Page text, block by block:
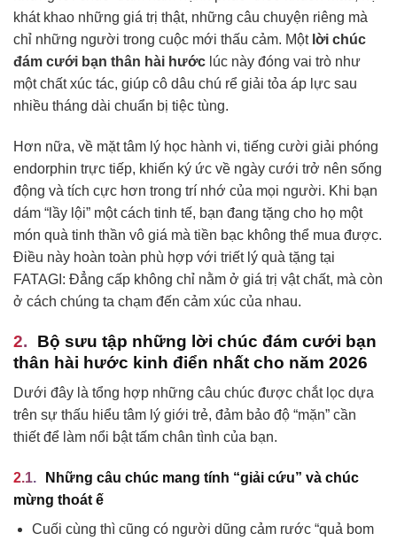
khát khao những giá trị thật, những câu chuyện riêng mà
chỉ những người trong cuộc mới thấu cảm. Một lời chúc
đám cưới bạn thân hài hước lúc này đóng vai trò như
một chất xúc tác, giúp cô dâu chú rể giải tỏa áp lực sau
nhiều tháng dài chuẩn bị tiệc tùng.
Hơn nữa, về mặt tâm lý học hành vi, tiếng cười giải phóng
endorphin trực tiếp, khiến ký ức về ngày cưới trở nên sống
động và tích cực hơn trong trí nhớ của mọi người. Khi bạn
dám “lầy lội” một cách tinh tế, bạn đang tặng cho họ một
món quà tinh thần vô giá mà tiền bạc không thể mua được.
Điều này hoàn toàn phù hợp với triết lý quà tặng tại
FATAGI: Đẳng cấp không chỉ nằm ở giá trị vật chất, mà còn
ở cách chúng ta chạm đến cảm xúc của nhau.
Bộ sưu tập những lời chúc đám cưới bạn
thân hài hước kinh điển nhất cho năm 2026
Dưới đây là tổng hợp những câu chúc được chắt lọc dựa
trên sự thấu hiểu tâm lý giới trẻ, đảm bảo độ “mặn” cần
thiết để làm nổi bật tấm chân tình của bạn.
Những câu chúc mang tính “giải cứu” và chúc
mừng thoát ế
Cuối cùng thì cũng có người dũng cảm rước “quả bom